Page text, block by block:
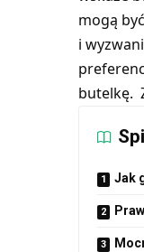
mogą
i
butelkę.
Jak